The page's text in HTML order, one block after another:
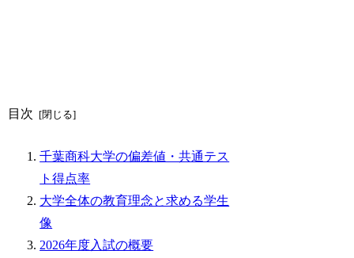
目次
千葉商科大学の偏差値・共通テス
ト得点率
大学全体の教育理念と求める学生
像
2026年度入試の概要